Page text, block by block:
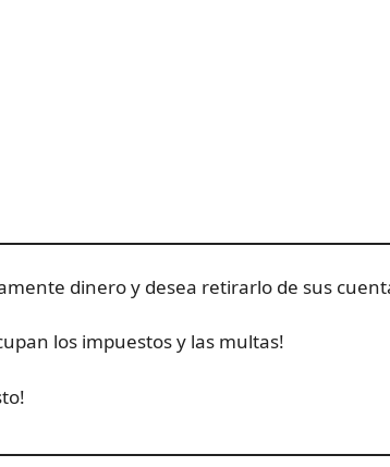
dinero y desea retirarlo de sus
los impuestos y las multas!